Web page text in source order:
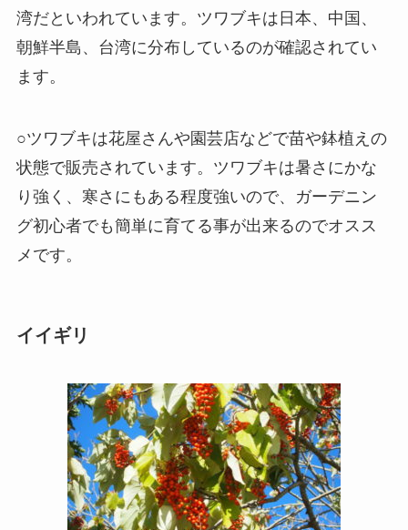
湾だといわれています。ツワブキは日本、中国、
朝鮮半島、台湾に分布しているのが確認されてい
ます。
○ツワブキは花屋さんや園芸店などで苗や鉢植えの
状態で販売されています。ツワブキは暑さにかな
り強く、寒さにもある程度強いので、ガーデニン
グ初心者でも簡単に育てる事が出来るのでオスス
メです。
イイギリ